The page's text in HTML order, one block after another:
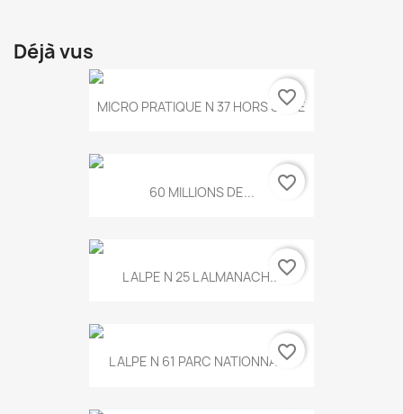
Déjà vus
MICRO PRATIQUE N 37 HORS SERIE
favorite_border
60 MILLIONS DE... favorite_border
L ALPE N 25 L ALMANACH...favorite_border
L ALPE N 61 PARC NATIONNAL...
favorite_border